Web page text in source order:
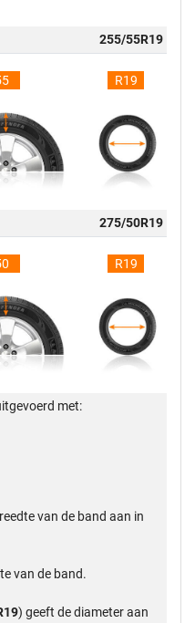
255/55R19
R19
275/50R19
R19
met:
van de band aan in
van de band.
) geeft de diameter aan